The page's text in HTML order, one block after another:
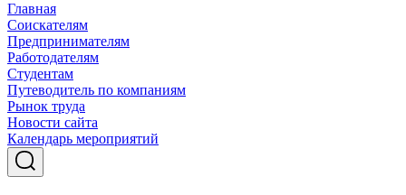
Главная
Соискателям
Предпринимателям
Работодателям
Студентам
Путеводитель по компаниям
Рынок труда
Новости сайта
Календарь мероприятий